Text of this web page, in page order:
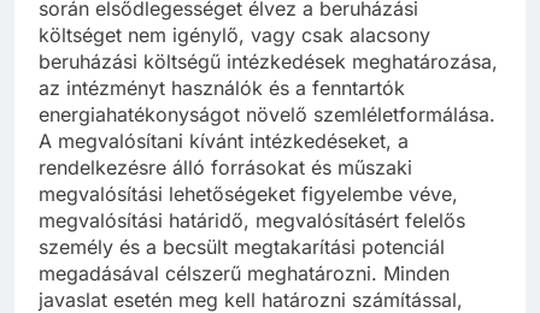
során elsődlegességet élvez a beruházási
költséget nem igénylő, vagy csak alacsony
beruházási költségű intézkedések meghatározása,
az intézményt használók és a fenntartók
energiahatékonyságot növelő szemléletformálása.
A megvalósítani kívánt intézkedéseket, a
rendelkezésre álló forrásokat és műszaki
megvalósítási lehetőségeket figyelembe véve,
megvalósítási határidő, megvalósításért felelős
személy és a becsült megtakarítási potenciál
megadásával célszerű meghatározni. Minden
javaslat esetén meg kell határozni számítással,